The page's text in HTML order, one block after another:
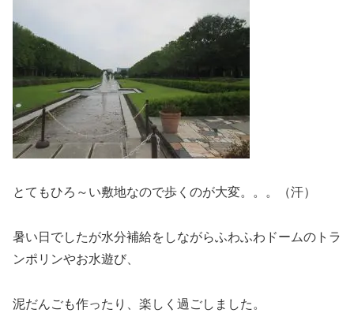
とてもひろ～い敷地なので歩くのが大変。。。（汗）
暑い日でしたが水分補給をしながらふわふわドームのトラ
ンポリンやお水遊び、
泥だんごも作ったり、楽しく過ごしました。